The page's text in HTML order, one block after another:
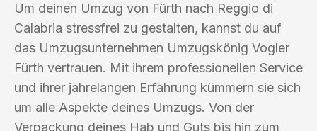
Um deinen Umzug von Fürth nach Reggio di
Calabria stressfrei zu gestalten, kannst du auf
das Umzugsunternehmen Umzugskönig Vogler
Fürth vertrauen. Mit ihrem professionellen Service
und ihrer jahrelangen Erfahrung kümmern sie sich
um alle Aspekte deines Umzugs. Von der
Verpackung deines Hab und Guts bis hin zum